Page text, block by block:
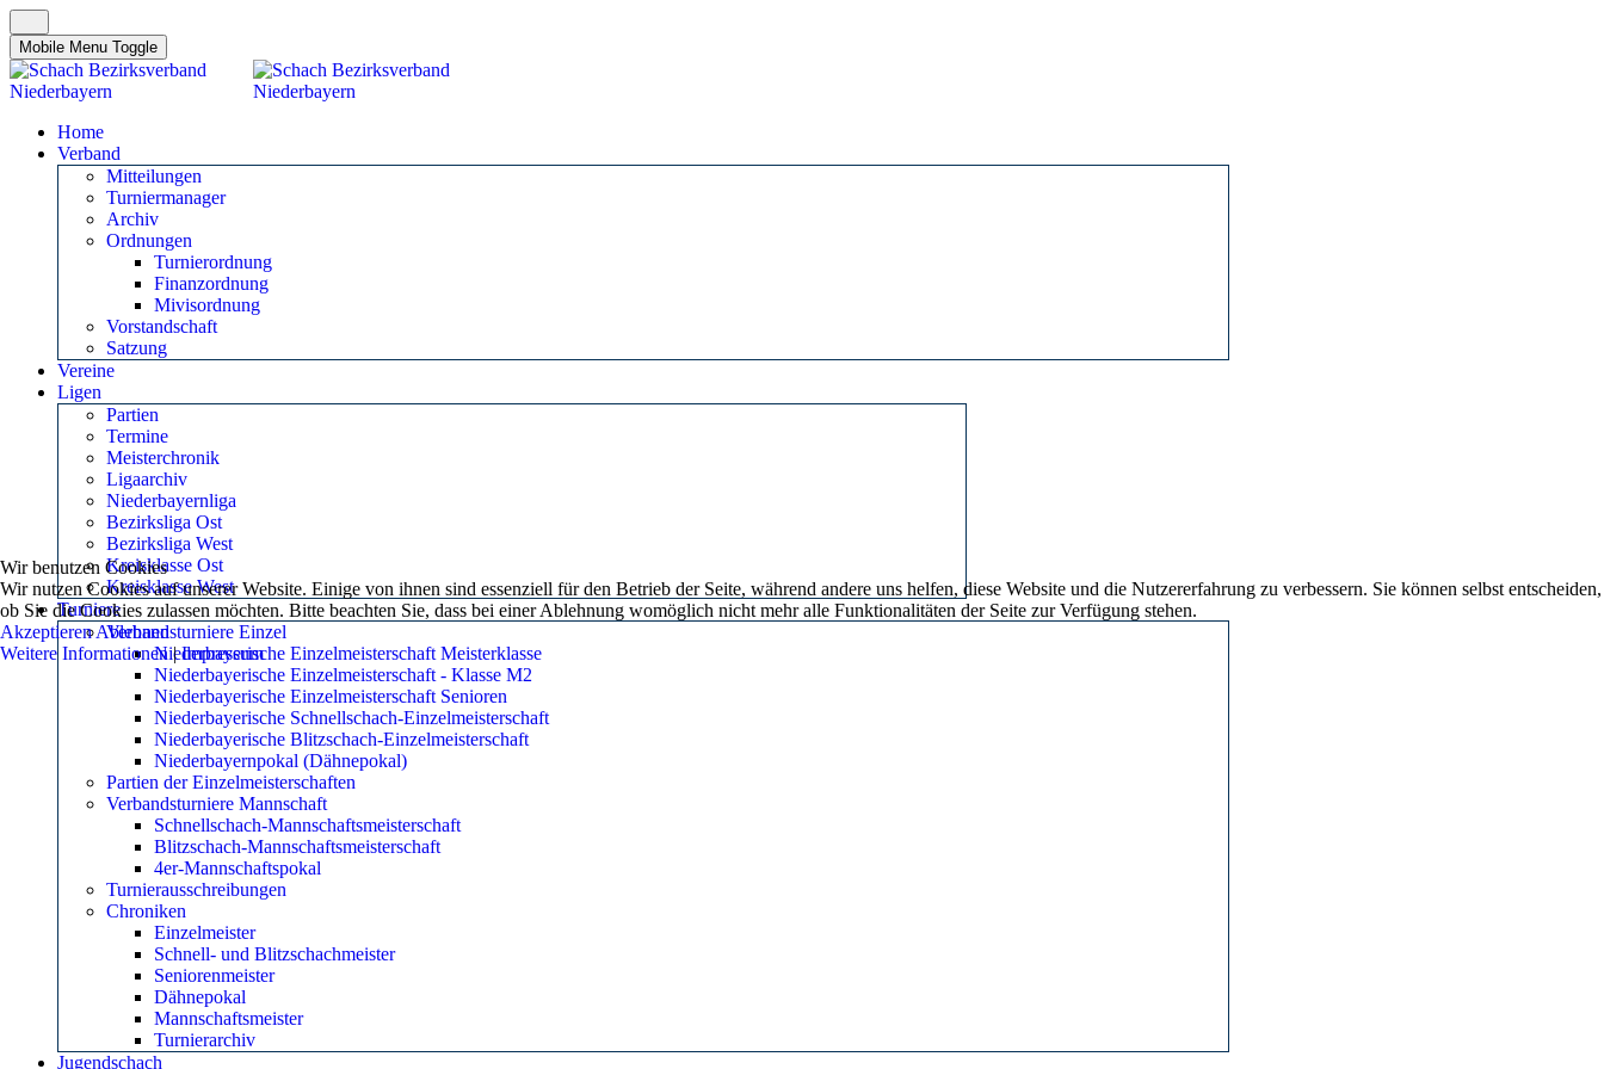
Mobile Menu Toggle
Home
Verband
Mitteilungen
Turniermanager
Archiv
Ordnungen
Turnierordnung
Finanzordnung
Mivisordnung
Vorstandschaft
Satzung
Vereine
Ligen
Partien
Termine
Meisterchronik
Ligaarchiv
Niederbayernliga
Bezirksliga Ost
Bezirksliga West
Kreisklasse Ost
Kreisklasse West
Turniere
Verbandsturniere Einzel
Niederbayerische Einzelmeisterschaft Meisterklasse
Niederbayerische Einzelmeisterschaft - Klasse M2
Niederbayerische Einzelmeisterschaft Senioren
Niederbayerische Schnellschach-Einzelmeisterschaft
Niederbayerische Blitzschach-Einzelmeisterschaft
Niederbayernpokal (Dähnepokal)
Partien der Einzelmeisterschaften
Verbandsturniere Mannschaft
Schnellschach-Mannschaftsmeisterschaft
Blitzschach-Mannschaftsmeisterschaft
4er-Mannschaftspokal
Turnierausschreibungen
Chroniken
Einzelmeister
Schnell- und Blitzschachmeister
Seniorenmeister
Dähnepokal
Mannschaftsmeister
Turnierarchiv
Jugendschach
Wir benutzen Cookies
Wir nutzen Cookies auf unserer Website. Einige von ihnen sind essenziell für den Betrieb der Seite, während andere uns helfen, diese Website und die Nutzererfahrung zu verbessern. Sie können selbst entscheiden,
ob Sie die Cookies zulassen möchten. Bitte beachten Sie, dass bei einer Ablehnung womöglich nicht mehr alle Funktionalitäten der Seite zur Verfügung stehen.
Akzeptieren Ablehnen
Weitere Informationen|Impressum